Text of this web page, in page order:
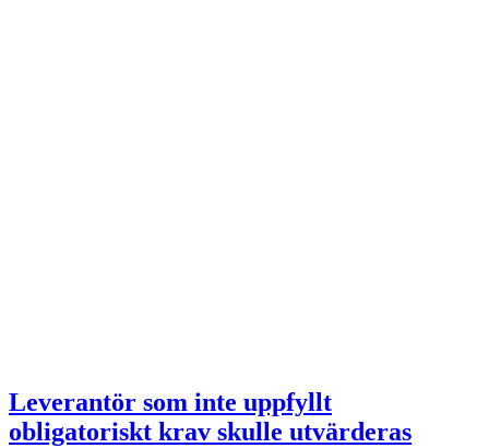
Leverantör som inte uppfyllt
obligatoriskt krav skulle utvärderas